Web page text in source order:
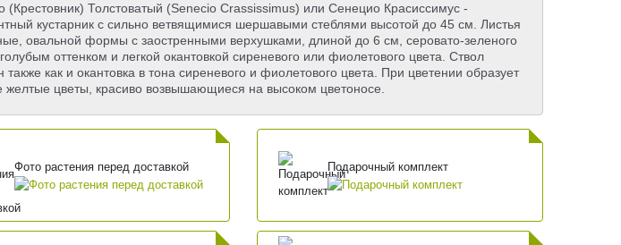
(Крестовник) Толстоватый (Senecio Сrassissimus) или Сенецио Красиссимус -
кустарник с сильно ветвящимися шершавыми стеблями высотой до 45 см. Листья
овальной формы с заостренными верхушками, длиной до 6 см, серовато-зеленого
оттенком и легкой окантовкой сиреневого или фиолетового цвета. Ствол
также как и окантовка в тона сиреневого и фиолетового цвета. При цветении образует
желтые цветы, красиво возвышающиеся на высоком цветоносе.
Фото растения перед доставкой Подарочный комплект